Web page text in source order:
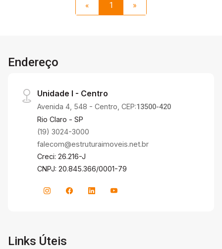
« 1 »
Endereço
Unidade I - Centro
Avenida 4, 548 - Centro, CEP:13500-420
Rio Claro - SP
(19) 3024-3000
falecom@estruturaimoveis.net.br
Creci: 26.216-J
CNPJ: 20.845.366/0001-79
Links Úteis